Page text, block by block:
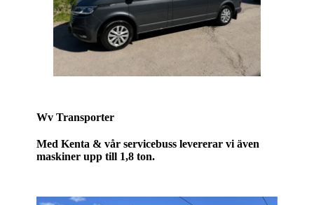
Wv Transporter
Med Kenta & vår servicebuss levererar vi även
maskiner upp till 1,8 ton.